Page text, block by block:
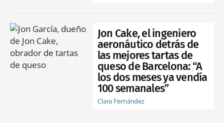
Jon Cake, el ingeniero
aeronáutico detrás de
las mejores tartas de
queso de Barcelona: “A
los dos meses ya vendía
100 semanales”
Clara Fernández